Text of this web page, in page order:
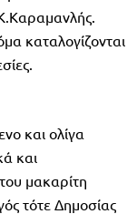
καταλογίζονται
και ολίγα
και
μακαρίτη
τότε Δημοσίας